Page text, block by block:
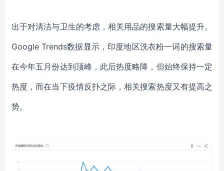
出于对清洁与卫生的考虑，相关用品的搜索量大幅提升。
Google Trends数据显示，印度地区洗衣粉一词的搜索量
在今年五月份达到顶峰，此后热度略降，但始终保持一定
热度，而在当下疫情反扑之际，相关搜索热度又有提高之
势。